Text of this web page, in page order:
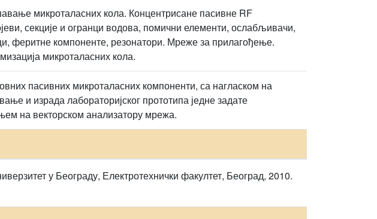
микроталасних кола. Концентрисане пасивне RF
секције и огранци водова, помични елементи, ослабљивачи,
феритне компоненте, резонатори. Мреже за прилагођење.
микроталасних кола.
пасивних микроталасних компоненти, са нагласком на
и израда лабораторијског прототипа једне задате
на векторском анализатору мрежа.
у Београду, Електротехнички факултет, Београд, 2010.